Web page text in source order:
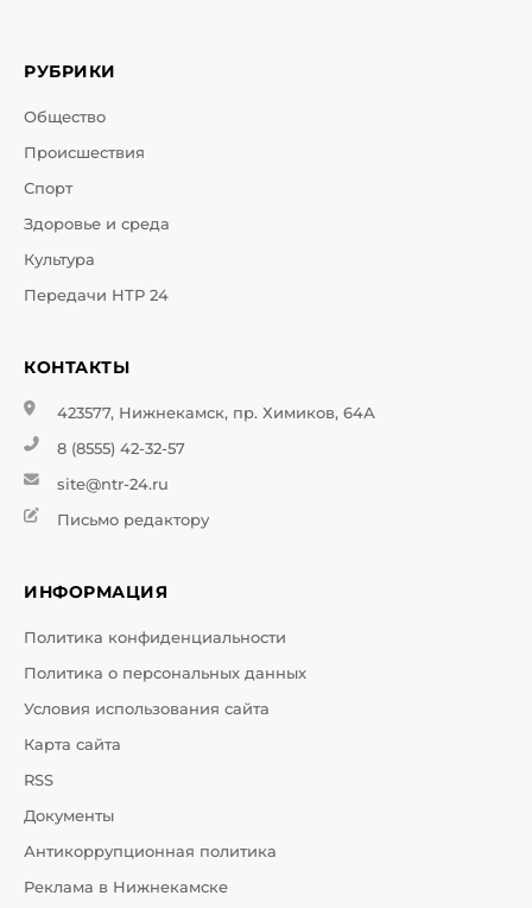
РУБРИКИ
Общество
Происшествия
Спорт
Здоровье и среда
Культура
Передачи НТР 24
КОНТАКТЫ
423577, Нижнекамск, пр. Химиков, 64А
8 (8555) 42-32-57
site@ntr-24.ru
Письмо редактору
ИНФОРМАЦИЯ
Политика конфиденциальности
Политика о персональных данных
Условия использования сайта
Карта сайта
RSS
Документы
Антикоррупционная политика
Реклама в Нижнекамске